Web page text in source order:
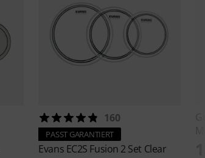
160
PASST GARANTIERT
Evans EC2S Fusion 2 Set Clear